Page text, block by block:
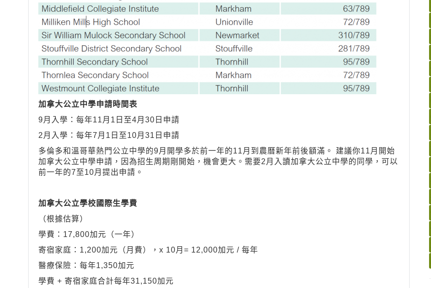
加拿大公立中學申請時間表
9月入學：每年11月1日至4月30日 申請
2月入學：每年7月1日至10月31日 申請
多倫多和溫哥華熱門公立中學的9月開學多於前一年的11月到農曆新年前後額滿。 建議你11月開始
加拿大公立中學申請，因為招生周期剛開始，機會更大。需要2月入讀加拿大公立中學的同學，可以
前一年的7至10月提出申請。
加拿大公立學校國際生學費
（根據估算）
學費：17,800加元（一年）
寄宿家庭：1,200加元（月費），x 10月= 12,000加元 / 每年
醫療保險：每年1,350加元
學費 + 寄宿家庭合計每年31,150加元